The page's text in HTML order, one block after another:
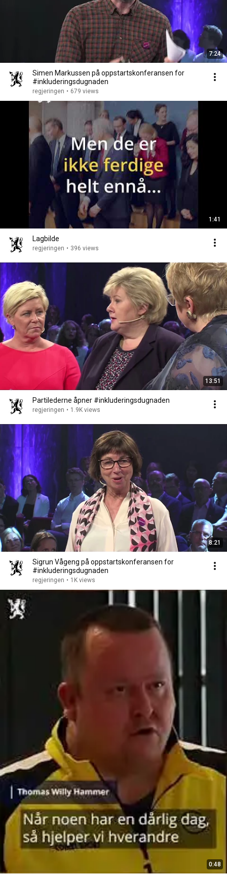
7:24
Simen Markussen på oppstartskonferansen for
#inkluderingsdugnaden
regjeringen • 679 views
1:41
Lagbilde
regjeringen • 396 views
13:51
Partilederne åpner #inkluderingsdugnaden
regjeringen • 1.9K views
8:21
Sigrun Vågeng på oppstartskonferansen for
#inkluderingsdugnaden
regjeringen • 1K views
0:48